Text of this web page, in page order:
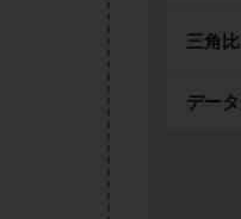
三角比
デー